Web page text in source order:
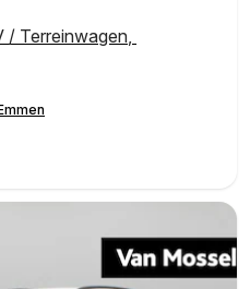
/ Terreinwagen,